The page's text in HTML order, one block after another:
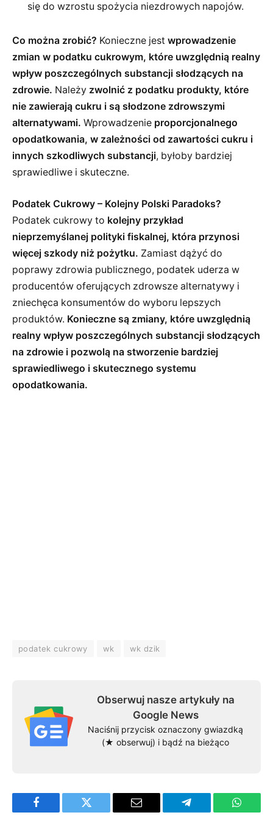
się do wzrostu spożycia niezdrowych napojów.
Co można zrobić? Konieczne jest wprowadzenie
zmian w podatku cukrowym, które uwzględnią realny
wpływ poszczególnych substancji słodzących na
zdrowie. Należy zwolnić z podatku produkty, które
nie zawierają cukru i są słodzone zdrowszymi
alternatywami. Wprowadzenie proporcjonalnego
opodatkowania, w zależności od zawartości cukru i
innych szkodliwych substancji, byłoby bardziej
sprawiedliwe i skuteczne.
Podatek Cukrowy – Kolejny Polski Paradoks?
Podatek cukrowy to kolejny przykład
nieprzemyślanej polityki fiskalnej, która przynosi
więcej szkody niż pożytku. Zamiast dążyć do
poprawy zdrowia publicznego, podatek uderza w
producentów oferujących zdrowsze alternatywy i
zniechęca konsumentów do wyboru lepszych
produktów. Konieczne są zmiany, które uwzględnią
realny wpływ poszczególnych substancji słodzących
na zdrowie i pozwolą na stworzenie bardziej
sprawiedliwego i skutecznego systemu
opodatkowania.
podatek cukrowy wk wk dzik
Obserwuj nasze artykuły na
Google News
Naciśnij przycisk oznaczony gwiazdką
(★ obserwuj) i bądź na bieżąco
Facebook Twitter Email Telegram